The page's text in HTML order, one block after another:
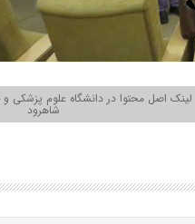
لینک اصل محتوا در دانشگاه علوم پزشکی
شاهرود